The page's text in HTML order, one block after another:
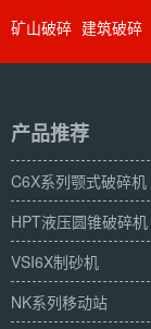
矿山破碎 建筑破碎
产品推荐
C6X系列颚式破碎机
HPT液压圆锥破碎机
VSI6X制砂机
NK系列移动站